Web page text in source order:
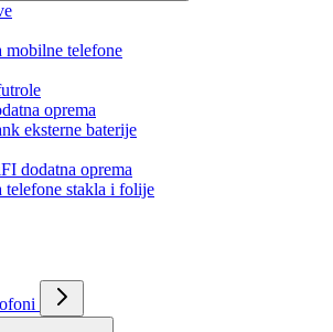
mobilne telefone
oprema
eksterne baterije
dodatna oprema
telefone stakla i folije